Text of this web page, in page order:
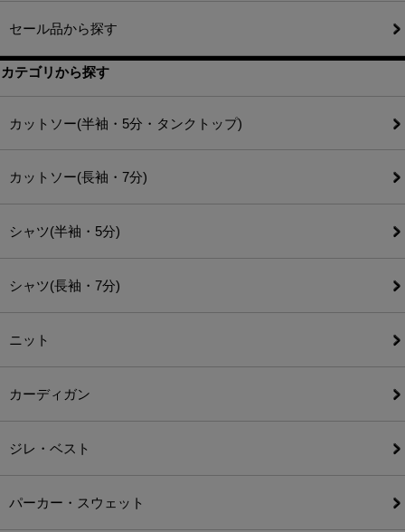
セール品から探す
カテゴリから探す
カットソー(半袖・5分・タンクトップ)
カットソー(長袖・7分)
シャツ(半袖・5分)
シャツ(長袖・7分)
ニット
カーディガン
ジレ・ベスト
パーカー・スウェット